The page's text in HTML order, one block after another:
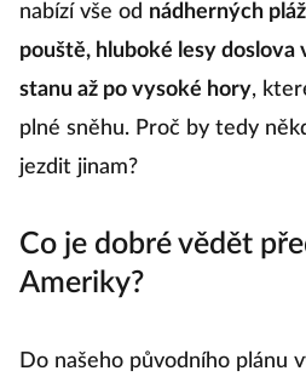
nabízí vše od nádherných
pouště, hluboké lesy
stanu až po vysoké hory,
plné sněhu. Proč by tedy
jezdit jinam?
Co je dobré vědět
Ameriky?
Do našeho původního plánu